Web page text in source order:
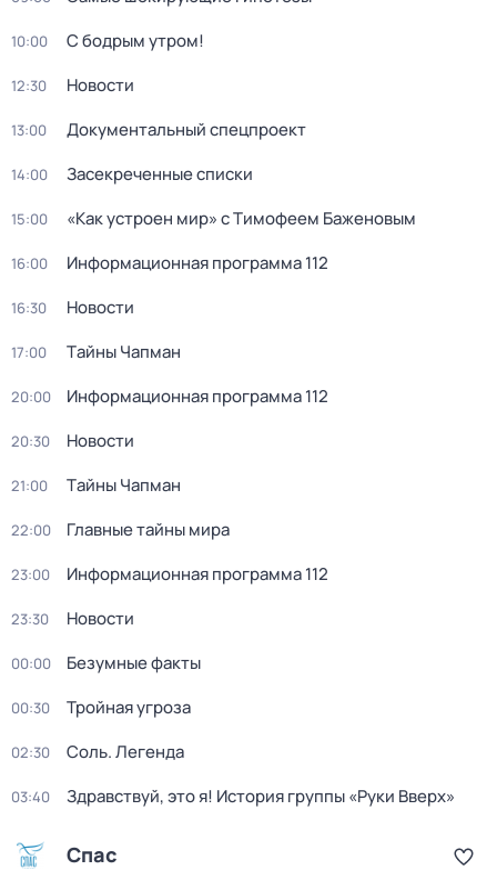
10:00 С бодрым утром!
12:30 Новости
13:00 Документальный спецпроект
14:00 Зacекрeченные cписки
15:00 «Как устроен мир» с Тимофеем Баженовым
16:00 Информационная программа 112
16:30 Новости
17:00 Тaйны Чапман
20:00 Информационная программа 112
20:30 Новости
21:00 Тaйны Чапман
22:00 Главные тайны мира
23:00 Информационная программа 112
23:30 Новости
00:00 Бeзумные фaкты
00:30 Тройная угроза
02:30 Соль. Легенда
03:40 Здравствуй, это я! История группы «Руки Вверх»
Спас